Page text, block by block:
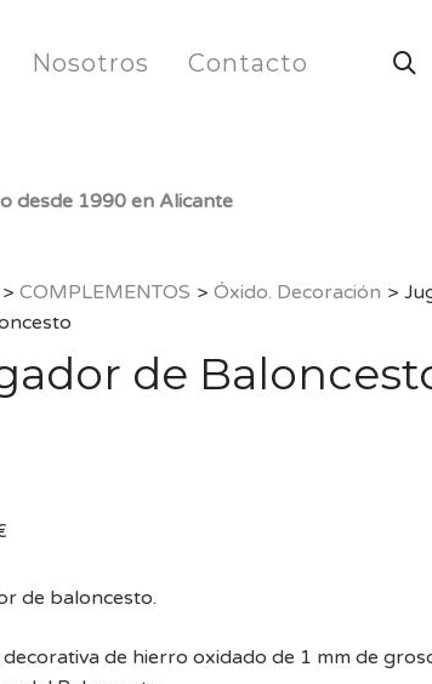
Nosotros Contacto
desde 1990 en Alicante
> COMPLEMENTOS > Óxido. Decoración >
de
de baloncesto.
decorativa de hierro oxidado de 1 mm de